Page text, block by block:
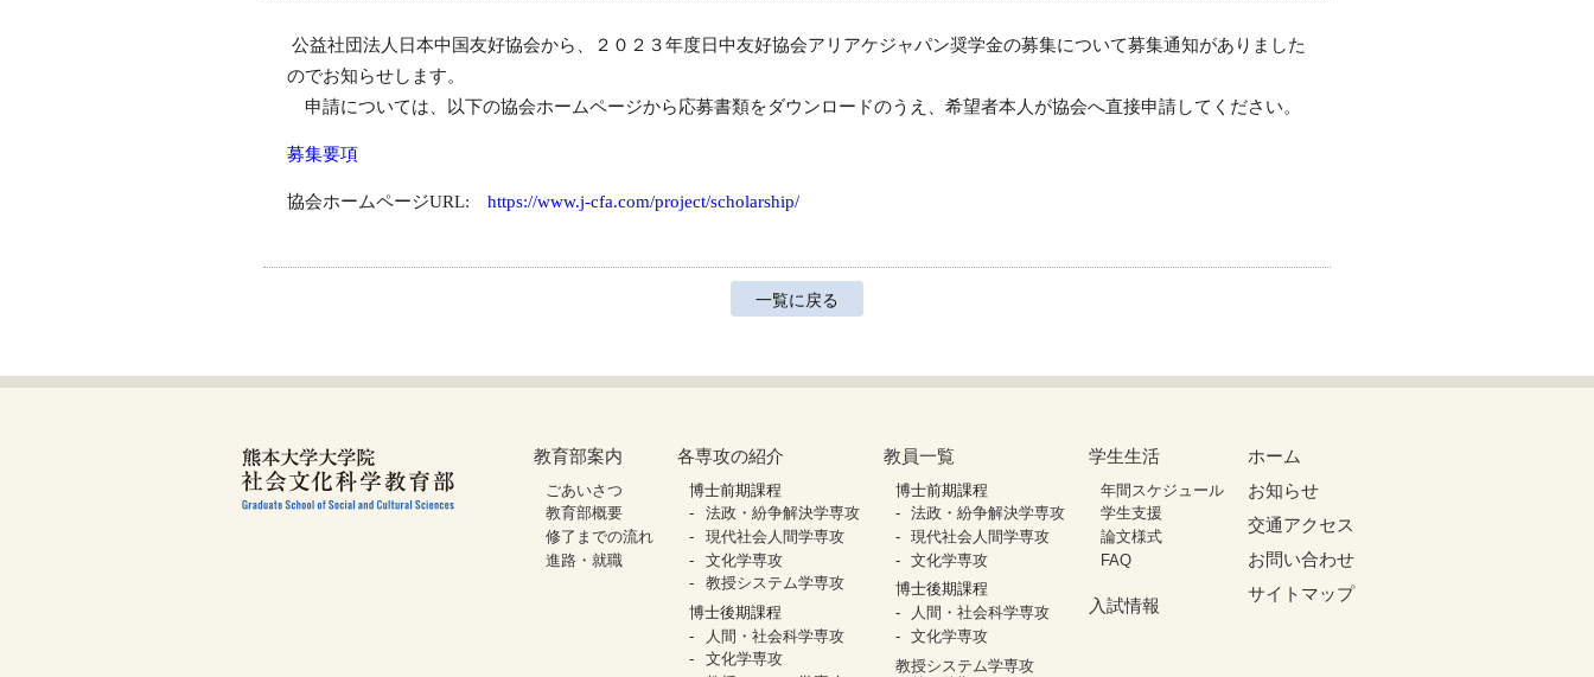
公益社団法人日本中国友好協会から、２０２３年度日中友好協会アリアケジャパン奨学金の募集について募集通知がありました
のでお知らせします。
申請については、以下の協会ホームページから応募書類をダウンロードのうえ、希望者本人が協会へ直接申請してください。
募集要項
協会ホームページURL: https://www.j-cfa.com/project/scholarship/
一覧に戻る
教育部案内
ごあいさつ
教育部概要
修了までの流れ
進路・就職
各専攻の紹介
博士前期課程
法政・紛争解決学専攻
現代社会人間学専攻
文化学専攻
教授システム学専攻
博士後期課程
人間・社会科学専攻
文化学専攻
教員一覧
博士前期課程
法政・紛争解決学専攻
現代社会人間学専攻
文化学専攻
博士後期課程
人間・社会科学専攻
文化学専攻
教授システム学専攻
学生生活
年間スケジュール
学生支援
論文様式
FAQ
入試情報
ホーム
お知らせ
交通アクセス
お問い合わせ
サイトマップ